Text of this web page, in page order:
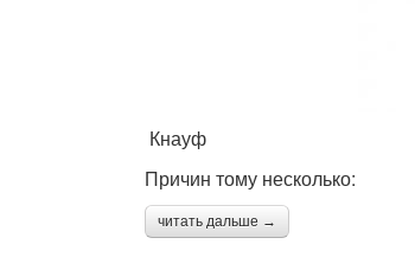
Кнауф
Причин тому несколько:
читать дальше →